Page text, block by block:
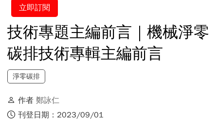
立即訂閱
技術專題主編前言｜機械淨零
碳排技術專輯主編前言
淨零碳排
作者 鄭詠仁
刊登日期：2023/09/01